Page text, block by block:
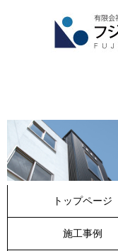
トップページ
施工事例